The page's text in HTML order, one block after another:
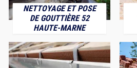
NETTOYAGE ET POSE
DE GOUTTIÈRE 52
HAUTE-MARNE